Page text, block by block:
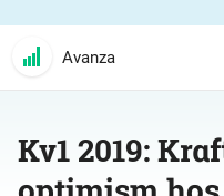
Avanza
Kv1 2019: